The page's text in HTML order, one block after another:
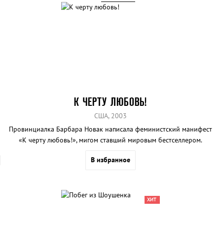
К ЧЕРТУ ЛЮБОВЬ!
США, 2003
Провинциалка Барбара Новак написала феминистский манифест
«К черту любовь!», мигом ставший мировым бестселлером.
В избранное
ХИТ